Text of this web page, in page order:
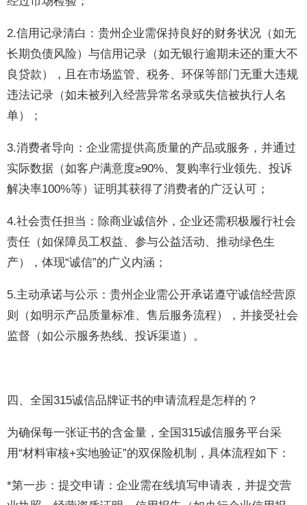
2.信用记录清白：贵州企业需保持良好的财务状况（如无
长期负债风险）与信用记录（如无银行逾期未还的重大不
良贷款），且在市场监管、税务、环保等部门无重大违规
违法记录（如未被列入经营异常名录或失信被执行人名
单）；
3.消费者导向：企业需提供高质量的产品或服务，并通过
实际数据（如客户满意度≥90%、复购率行业领先、投诉
解决率100%等）证明其获得了消费者的广泛认可；
4.社会责任担当：除商业诚信外，企业还需积极履行社会
责任（如保障员工权益、参与公益活动、推动绿色生
产），体现“诚信”的广义内涵；
5.主动承诺与公示：贵州企业需公开承诺遵守诚信经营原
则（如明示产品质量标准、售后服务流程），并接受社会
监督（如公示服务热线、投诉渠道）。
四、全国315诚信品牌证书的申请流程是怎样的？
为确保每一张证书的含金量，全国315诚信服务平台采
用“材料审核+实地验证”的双保险机制，具体流程如下：
*第一步：提交申请：企业需在线填写申请表，并提交营